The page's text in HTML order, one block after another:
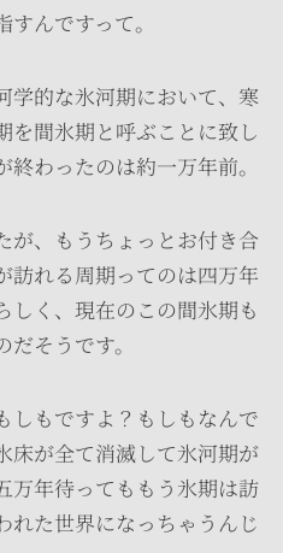
んですって。
学的な氷河期において、寒
を間氷期と呼ぶことに致し
わったのは約一万年前。
が、もうちょっとお付き合
訪れる周期ってのは四万年
しく、現在のこの間氷期も
そうです。
しもですよ？もしもなんで
床が全て消滅して氷河期が
万年待ってももう氷期は訪
れた世界になっちゃうんじ